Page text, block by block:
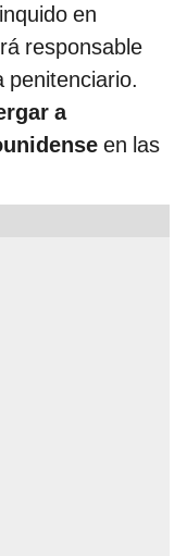
en
responsable
penitenciario.
a
en las